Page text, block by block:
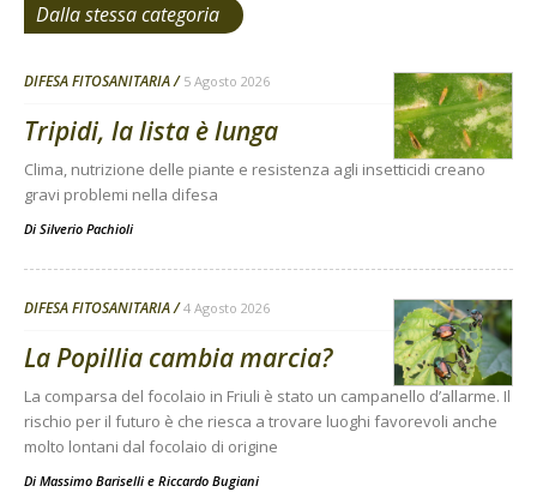
Dalla stessa categoria
DIFESA FITOSANITARIA 5 Agosto 2026
Tripidi, la lista è lunga
Clima, nutrizione delle piante e resistenza agli insetticidi creano
gravi problemi nella difesa
Di Silverio Pachioli
DIFESA FITOSANITARIA 4 Agosto 2026
La Popillia cambia marcia?
La comparsa del focolaio in Friuli è stato un campanello d’allarme. Il
rischio per il futuro è che riesca a trovare luoghi favorevoli anche
molto lontani dal focolaio di origine
Di Massimo Bariselli e Riccardo Bugiani